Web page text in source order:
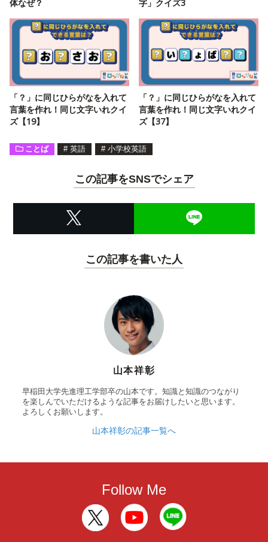
体なぜ？
字」クイズ3
「？」に同じひらがなを入れて
言葉を作れ！同じ文字いれクイ
ズ【19】
「？」に同じひらがなを入れて
言葉を作れ！同じ文字いれクイ
ズ【37】
ことば # 英語 # 小学校英語
この記事をSNSでシェア
この記事を書いた人
山本祥彰
早稲田大学先進理工学部卒の山本です。知識と知識のつながり
を楽しんでいただけるような記事をお届けしたいと思います。
よろしくお願いします。
山本祥彰の記事一覧へ
Follow Me